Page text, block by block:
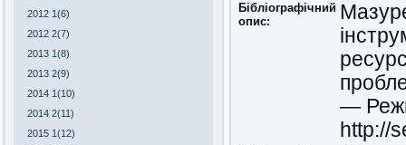
2012 1(6)
2012 2(7)
2013 1(8)
2013 2(9)
2014 1(10)
2014 2(11)
2015 1(12)
Бібліографічний
опис:
—
http://